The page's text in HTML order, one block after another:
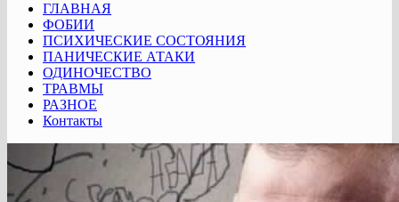
ГЛАВНАЯ
ФОБИИ
ПСИХИЧЕСКИЕ СОСТОЯНИЯ
ПАНИЧЕСКИЕ АТАКИ
ОДИНОЧЕСТВО
ТРАВМЫ
РАЗНОЕ
Контакты